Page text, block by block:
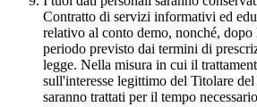
Contratto di servizi informativi ed
relativo al conto demo, nonché,
periodo previsto dai termini di
legge. Nella misura in cui il
sull'interesse legittimo del Titolare
saranno trattati per il tempo